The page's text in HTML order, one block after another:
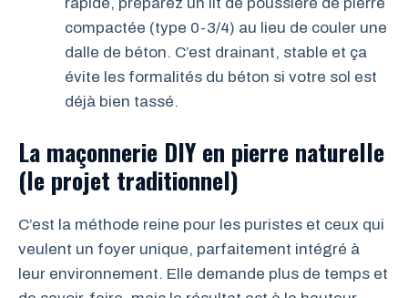
compactée (type 0-3/4) au lieu de couler une
dalle de béton. C’est drainant, stable et ça
évite les formalités du béton si votre sol est
déjà bien tassé.
La maçonnerie DIY en pierre naturelle
(le projet traditionnel)
C’est la méthode reine pour les puristes et ceux qui
veulent un foyer unique, parfaitement intégré à
leur environnement. Elle demande plus de temps et